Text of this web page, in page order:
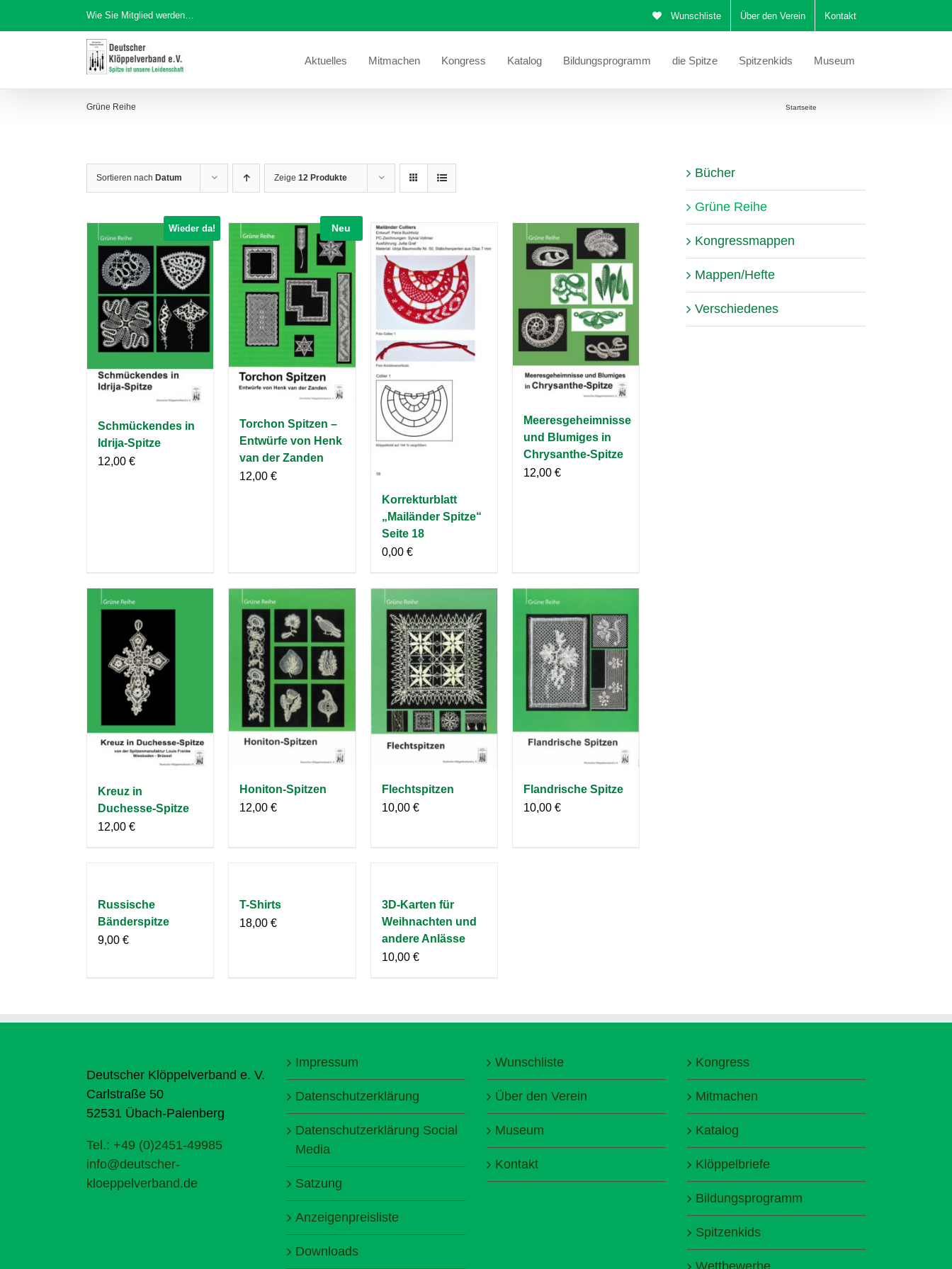
Inhalt
Wie Sie Mitglied werden… Wunschliste Über den Verein Kontakt
Aktuelles Mitmachen Kongress Katalog Bildungsprogramm die Spitze Spitzenkids Museum
Grüne Reihe Startseite
Sortieren nach Datum Zeige 12 Produkte
Wieder da!
Schmückendes in
Idrija-Spitze
12,00 €
Neu
Torchon Spitzen –
Entwürfe von Henk
van der Zanden
12,00€
Korrekturblatt
„Mailänder Spitze“
Seite 18
0,00 €
Meeresgeheimnisse
und Blumiges in
Chrysanthe-Spitze
12,00 €
Kreuz in
Duchesse-Spitze
12,00 €
Honiton-Spitzen
12,00€
Flechtspitzen
10,00 €
Flandrische Spitze
10,00 €
Russische
Bänderspitze
9,00 €
T-Shirts
18,00€
3D-Karten für
Weihnachten und
andere Anlässe
10,00 €
Bücher
Grüne Reihe
Kongressmappen
Mappen/Hefte
Verschiedenes
Deutscher Klöppelverband e. V.
Carlstraße 50
52531 Übach-Palenberg
Tel.: +49 (0)2451-49985
info@deutscher-
kloeppelverband.de
Impressum
Datenschutzerklärung
Datenschutzerklärung Social
Media
Satzung
Anzeigenpreisliste
Downloads
Wunschliste
Über den Verein
Museum
Kontakt
Kongress
Mitmachen
Katalog
Klöppelbriefe
Bildungsprogramm
Spitzenkids